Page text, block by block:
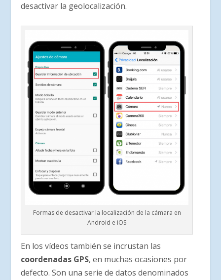
desactivar la geolocalización.
Formas de desactivar la localización de la cámara en
Android e iOS
En los vídeos también se incrustan las
coordenadas GPS, en muchas ocasiones por
defecto. Son una serie de datos denominados